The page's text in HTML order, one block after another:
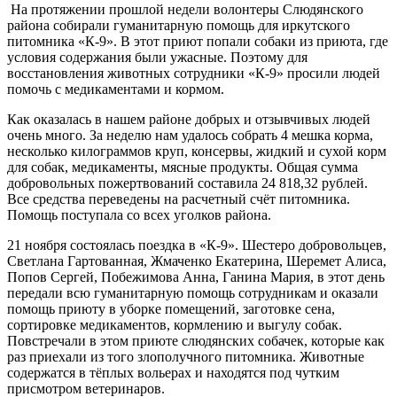
На протяжении прошлой недели волонтеры Слюдянского
района собирали гуманитарную помощь для иркутского
питомника «К-9». В этот приют попали собаки из приюта, где
условия содержания были ужасные. Поэтому для
восстановления животных сотрудники «К-9» просили людей
помочь с медикаментами и кормом.
Как оказалась в нашем районе добрых и отзывчивых людей
очень много. За неделю нам удалось собрать 4 мешка корма,
несколько килограммов круп, консервы, жидкий и сухой корм
для собак, медикаменты, мясные продукты. Общая сумма
добровольных пожертвований составила 24 818,32 рублей.
Все средства переведены на расчетный счёт питомника.
Помощь поступала со всех уголков района.
21 ноября состоялась поездка в «К-9». Шестеро добровольцев,
Светлана Гартованная, Жмаченко Екатерина, Шеремет Алиса,
Попов Сергей, Побежимова Анна, Ганина Мария, в этот день
передали всю гуманитарную помощь сотрудникам и оказали
помощь приюту в уборке помещений, заготовке сена,
сортировке медикаментов, кормлению и выгулу собак.
Повстречали в этом приюте слюдянских собачек, которые как
раз приехали из того злополучного питомника. Животные
содержатся в тёплых вольерах и находятся под чутким
присмотром ветеринаров.